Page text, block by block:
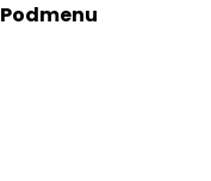
Podmenu